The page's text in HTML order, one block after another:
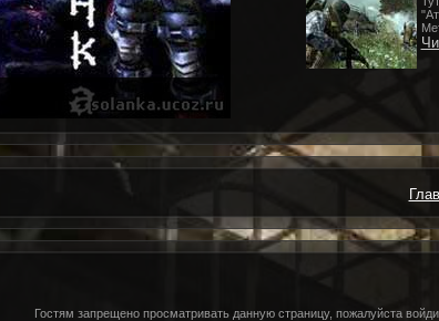
Гостям запрещено просматривать данную страницу, пожалуйста